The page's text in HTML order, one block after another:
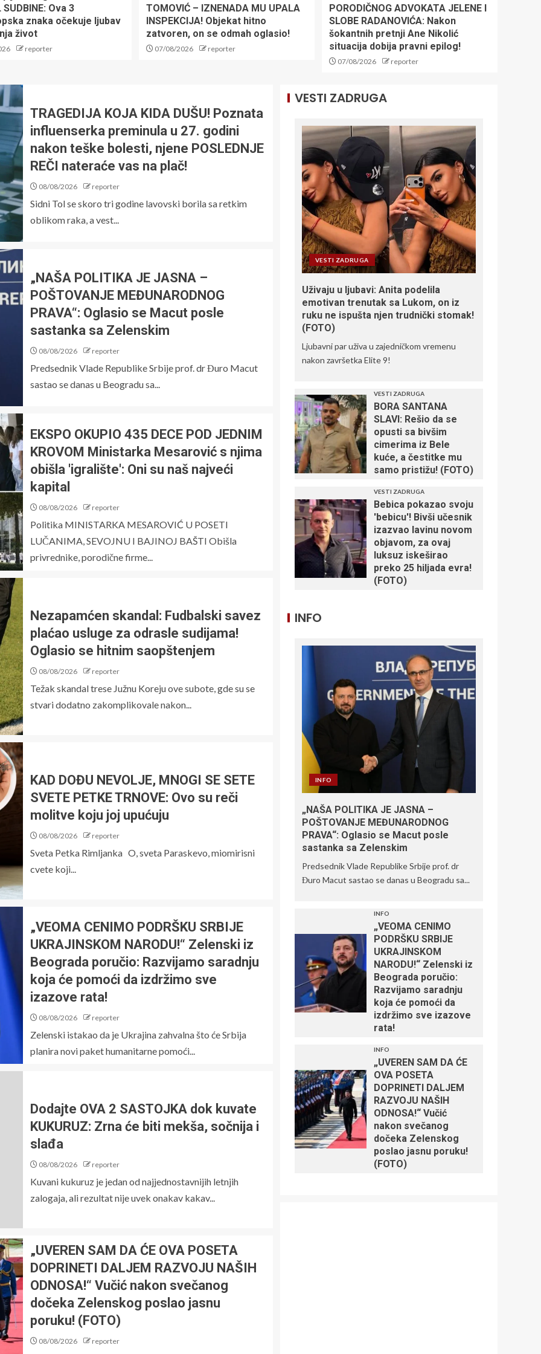
1
Nezapamćen
skandal: Fudbalski
savez plaćao usluge
za odrasle sudijama!
Oglasio se hitnim
saopštenjem
Verujem u put kojim
idemo
3
SRBIJA SLOMILA
BRAZIL ZA
POLUFINALE
SVETSKOG
PRVENSTVA! Mladi
vaterpolisti protiv
Hrvatske u Zagrebu
za plasman u finale!
JOKIĆ DOBIO NOVE
LOŠE VESTI: Srbin
– Denver mora hitno
da reaguje
5
PONOĆNA BOMBA IZ
SUDBINE: Ova 3
znaka očekuje ljubav
život
reporter
TOMOVIĆ – IZNENADA MU UPALA
INSPEKCIJA! Objekat hitno
zatvoren, on se odmah oglasio!
07/08/2026 reporter
PORODIČNOG ADVOKATA JELENE I
SLOBE RADANOVIĆA: Nakon
šokantnih pretnji Ane Nikolić
situacija dobija pravni epilog!
07/08/2026 reporter
TRAGEDIJA KOJA KIDA DUŠU! Poznata
influenserka preminula u 27. godini
nakon teške bolesti, njene POSLEDNJE
REČI nateraće vas na plač!
08/08/2026 reporter
Sidni Tol se skoro tri godine lavovski borila sa retkim
oblikom raka, a vest...
„NAŠA POLITIKA JE JASNA –
POŠTOVANJE MEĐUNARODNOG
PRAVA“: Oglasio se Macut posle
sastanka sa Zelenskim
08/08/2026 reporter
Predsednik Vlade Republike Srbije prof. dr Đuro Macut
sastao se danas u Beogradu sa...
EKSPO OKUPIO 435 DECE POD JEDNIM
KROVOM Ministarka Mesarović s njima
obišla 'igralište': Oni su naš najveći
kapital
08/08/2026 reporter
Politika MINISTARKA MESAROVIĆ U POSETI
LUČANIMA, SEVOJNU I BAJINOJ BAŠTI Obišla
privrednike, porodične firme...
Nezapamćen skandal: Fudbalski savez
plaćao usluge za odrasle sudijama!
Oglasio se hitnim saopštenjem
08/08/2026 reporter
Težak skandal trese Južnu Koreju ove subote, gde su se
stvari dodatno zakomplikovale nakon...
KAD DOĐU NEVOLJE, MNOGI SE SETE
SVETE PETKE TRNOVE: Ovo su reči
molitve koju joj upućuju
08/08/2026 reporter
Sveta Petka Rimljanka O, sveta Paraskevo, miomirisni
cvete koji...
„VEOMA CENIMO PODRŠKU SRBIJE
UKRAJINSKOM NARODU!“ Zelenski iz
Beograda poručio: Razvijamo saradnju
koja će pomoći da izdržimo sve
izazove rata!
08/08/2026 reporter
Zelenski istakao da je Ukrajina zahvalna što će Srbija
planira novi paket humanitarne pomoći...
Dodajte OVA 2 SASTOJKA dok kuvate
KUKURUZ: Zrna će biti mekša, sočnija i
slađa
08/08/2026 reporter
Kuvani kukuruz je jedan od najjednostavnijih letnjih
zalogaja, ali rezultat nije uvek onakav kakav...
„UVEREN SAM DA ĆE OVA POSETA
DOPRINETI DALJEM RAZVOJU NAŠIH
ODNOSA!“ Vučić nakon svečanog
dočeka Zelenskog poslao jasnu
poruku! (FOTO)
08/08/2026 reporter
VESTI ZADRUGA
VESTI ZADRUGA
Uživaju u ljubavi: Anita podelila
emotivan trenutak sa Lukom, on iz
ruku ne ispušta njen trudnički stomak!
(FOTO)
Ljubavni par uživa u zajedničkom vremenu
nakon završetka Elite 9!
VESTI ZADRUGA
BORA SANTANA
SLAVI: Rešio da se
opusti sa bivšim
cimerima iz Bele
kuće, a čestitke mu
samo pristižu! (FOTO)
VESTI ZADRUGA
Bebica pokazao svoju
'bebicu'! Bivši učesnik
izazvao lavinu novom
objavom, za ovaj
luksuz iskeširao
preko 25 hiljada evra!
(FOTO)
INFO
INFO
„NAŠA POLITIKA JE JASNA –
POŠTOVANJE MEĐUNARODNOG
PRAVA“: Oglasio se Macut posle
sastanka sa Zelenskim
Predsednik Vlade Republike Srbije prof. dr
Đuro Macut sastao se danas u Beogradu sa...
INFO
„VEOMA CENIMO
PODRŠKU SRBIJE
UKRAJINSKOM
NARODU!“ Zelenski iz
Beograda poručio:
Razvijamo saradnju
koja će pomoći da
izdržimo sve izazove
rata!
INFO
„UVEREN SAM DA ĆE
OVA POSETA
DOPRINETI DALJEM
RAZVOJU NAŠIH
ODNOSA!“ Vučić
nakon svečanog
dočeka Zelenskog
poslao jasnu poruku!
(FOTO)